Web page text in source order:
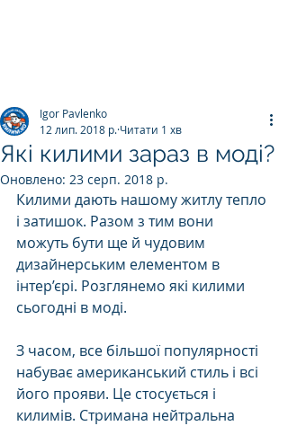
Які килими зараз в моді?
Igor Pavlenko
12 лип. 2018 р. Читати 1 хв
Оновлено: 23 серп. 2018 р.
Килими дають нашому житлу тепло
і затишок. Разом з тим вони
можуть бути ще й чудовим
дизайнерським елементом в
інтер’єрі. Розглянемо які килими
сьогодні в моді.
З часом, все більшої популярності
набуває американський стиль і всі
його прояви. Це стосується і
килимів. Стримана нейтральна